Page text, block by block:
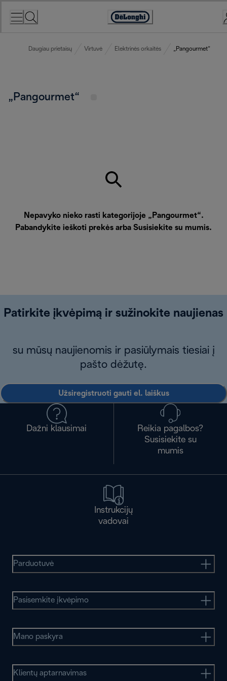
Accessibility
Daugiau prietaisų Virtuvė Elektrinės orkaitės „Pangourmet“
„Pangourmet“
Nepavyko nieko rasti kategorijoje „Pangourmet“.
Pabandykite ieškoti prekės arba Susisiekite su mumis.
Patirkite įkvėpimą ir sužinokite naujienas
su mūsų naujienomis ir pasiūlymais tiesiai į
pašto dėžutę.
Užsiregistruoti gauti el. laiškus
Dažni klausimai
Reikia pagalbos?
Susisiekite su
mumis
Instrukcijų
vadovai
Parduotuvė
Pasisemkite įkvėpimo
Mano paskyra
Klientų aptarnavimas